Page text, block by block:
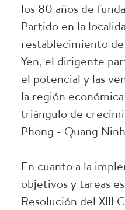
los 80 años de
Partido en la
restablecimiento
Yen, el dirigente
el potencial y las
la región
triángulo de
Phong - Quang
En cuanto a la
objetivos y tareas
Resolución del XIII